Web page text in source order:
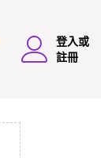
登入或
註冊